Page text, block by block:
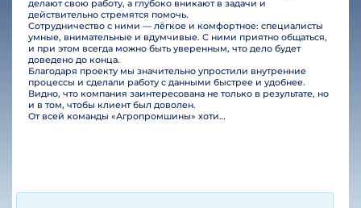
делают свою работу, а глубоко вникают в задачи и
действительно стремятся помочь.
Сотрудничество с ними — лёгкое и комфортное: специалисты
умные, внимательные и вдумчивые. С ними приятно общаться,
и при этом всегда можно быть уверенным, что дело будет
доведено до конца.
Благодаря проекту мы значительно упростили внутренние
процессы и сделали работу с данными быстрее и удобнее.
Видно, что компания заинтересована не только в результате, но
и в том, чтобы клиент был доволен.
От всей команды «Агропромшины» хотим поблагодарить специалистов Legal Bridge за отличную работу и человеческое отношение.…